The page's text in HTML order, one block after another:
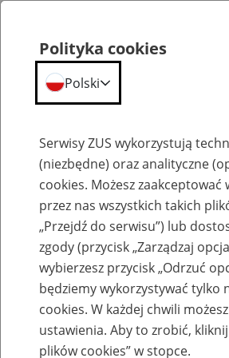
Emerytury
Baza zlikwidowanych
przekształconych
Polityka cookies
Polski
Serwisy ZUS wykorzystują
(niezbędne) oraz analityczne
cookies. Możesz zaakceptować
przez nas wszystkich takich
„Przejdź do serwisu”) lub
zgody (przycisk „Zarządzaj
wybierzesz przycisk „Odrzuć
będziemy wykorzystywać tylko
cookies. W każdej chwili
ustawienia. Aby to zrobić,
plików cookies” w stopce.